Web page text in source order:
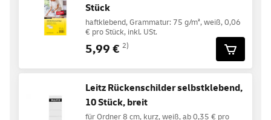
Stück
haftklebend, Grammatur: 75 g/m², weiß, 0,06
€ pro Stück, inkl. USt.
5,99 € 2)
Leitz Rückenschilder selbstklebend,
10 Stück, breit
für Ordner 8 cm, kurz, weiß, ab 0,35 € pro